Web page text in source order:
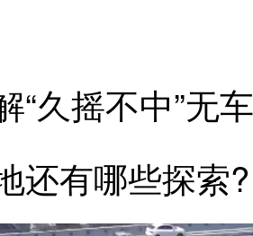
摇不中”无
有哪些探索?